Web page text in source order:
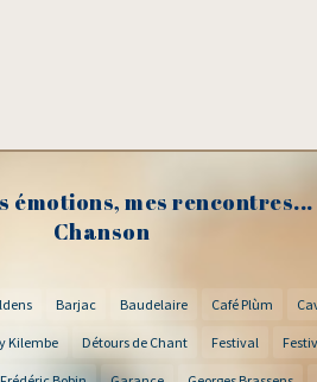
émotions, mes
Chanson
Barjac Baudelaire Café Plùm
Kilembe Détours de Chant Festival